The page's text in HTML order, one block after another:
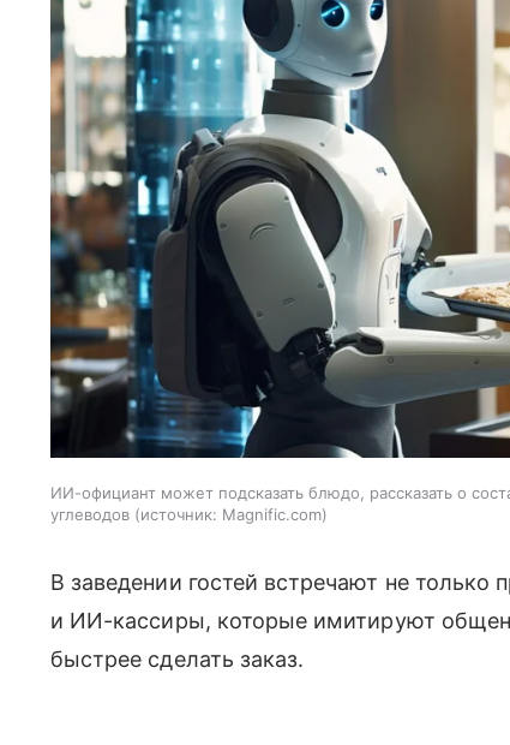
ИИ-официант может подсказать блюдо, рассказать о
углеводов
источник: Magnific.com
В заведении гостей встречают не
и ИИ-кассиры, которые имитируют
быстрее сделать заказ.